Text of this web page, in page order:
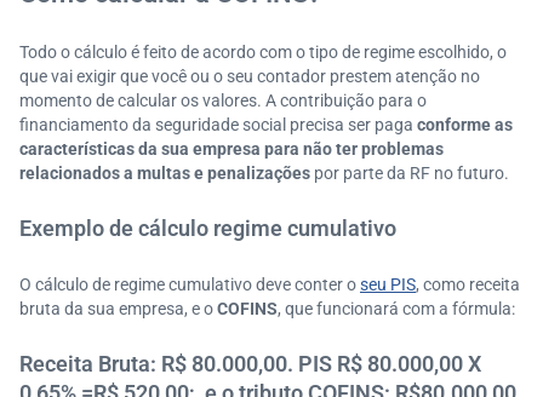
Todo o cálculo é feito de acordo com o tipo de regime escolhido, o
que vai exigir que você ou o seu contador prestem atenção no
momento de calcular os valores. A contribuição para o
financiamento da seguridade social precisa ser paga conforme as
características da sua empresa para não ter problemas
relacionados a multas e penalizações por parte da RF no futuro.
Exemplo de cálculo regime cumulativo
O cálculo de regime cumulativo deve conter oseu PIS, como receita
bruta da sua empresa, e oCOFINS, que funcionará com a fórmula:
Receita Bruta: R$ 80.000,00. PIS R$ 80.000,00 X